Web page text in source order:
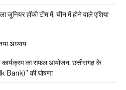
जूनियर हॉकी टीम में, चीन में होने वाले एशिया
अध्याय
कार्यक्रम का सफल आयोजन, छत्तीसगढ़ के
Bank)” की घोषणा